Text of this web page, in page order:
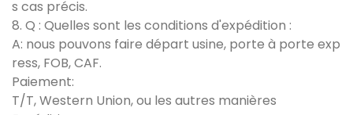
s cas précis.
8. Q : Quelles sont les conditions d'expédition :
A: nous pouvons faire départ usine, porte à porte exp
ress, FOB, CAF.
Paiement:
T/T, Western Union, ou les autres manières